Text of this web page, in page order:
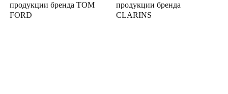
продукции бренда TOM
FORD
продукции бренда
CLARINS